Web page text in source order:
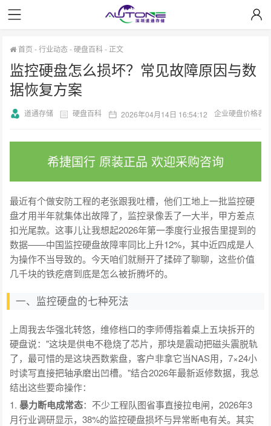
首页 -行业动态-硬盘百科- 正文
监控硬盘怎么损坏？常见故障原因与数
据恢复方案
道通存储 硬盘百科 2026年04月14日 16:54:12 企业硬盘价格表
希捷国行 原装正品 欢迎采购咨询
最近有个做安防工程的老张跟我吐槽，他们工地上一批监控硬
盘才用半年就集体出故障了，监控录像丢了一大半，甲方差点
扣光尾款。这事儿让我想起2026年第一季度行业报告里提到的
数据——中国监控硬盘故障率同比上升12%，其中近四成是人
为操作不当导致的。今天咱们就掰开了揉碎了聊聊，这些价值
几千块的铁疙瘩到底是怎么被折腾坏的。
一、监控硬盘的七种死法
上周我去华强北转悠，维修档口的李师傅指着桌上五块拆开的
硬盘说："这块是供电不稳烧了芯片，那块是震动把磁头震脱轨
了，最可惜的是这块西数紫盘，客户非拿它当NAS用，7×24小
时读写直接把轴承磨出凹槽。"结合2026年最新返修数据，我总
结出这些要命操作：
1.暴力断电成常态：不少工程队图省事直接拉电闸，2026年3
月行业调研显示，38%的监控硬盘损坏与异常断电有关。其实